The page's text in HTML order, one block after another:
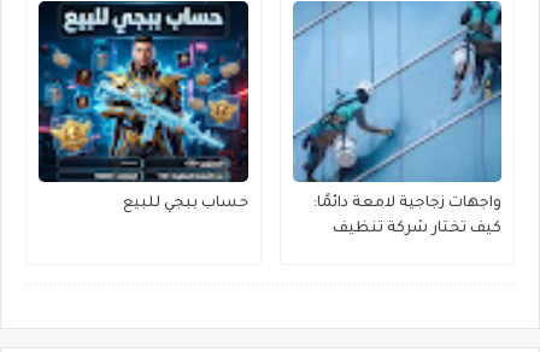
واجهات زجاجية لامعة دائمًا:
كيف تختار شركة تنظيف
حساب ببجي للبيع